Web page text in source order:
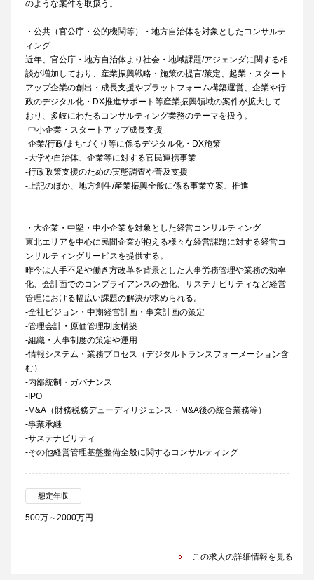
のような案件を取扱う。
・公共（官公庁・公的機関等）・地方自治体を対象としたコンサルテ
ィング
近年、官公庁・地方自治体より社会・地域課題/アジェンダに関する相
談が増加しており、産業振興戦略・施策の提言/策定、起業・スタート
アップ企業の創出・成長支援やプラットフォーム構築運営、企業や行
政のデジタル化・DX推進サポート等産業振興領域の案件が拡大して
おり、多岐にわたるコンサルティング業務のテーマを扱う。
-中小企業・スタートアップ成長支援
-企業/行政/まちづくり等に係るデジタル化・DX施策
-大学や自治体、企業等に対する官民連携事業
-行政政策支援のための実態調査や普及支援
-上記のほか、地方創生/産業振興全般に係る事業立案、推進
・大企業・中堅・中小企業を対象とした経営コンサルティング
東北エリアを中心に民間企業が抱える様々な経営課題に対する経営コ
ンサルティングサービスを提供する。
昨今は人手不足や働き方改革を背景とした人事労務管理や業務の効率
化、会計面でのコンプライアンスの強化、サステナビリティなど経営
管理における幅広い課題の解決が求められる。
-全社ビジョン・中期経営計画・事業計画の策定
-管理会計・原価管理制度構築
-組織・人事制度の策定や運用
-情報システム・業務プロセス（デジタルトランスフォーメーション含
む）
-内部統制・ガバナンス
-IPO
-M&A（財務税務デューディリジェンス・M&A後の統合業務等）
-事業承継
-サステナビリティ
-その他経営管理基盤整備全般に関するコンサルティング
想定年収
500万～2000万円
この求人の詳細情報を見る